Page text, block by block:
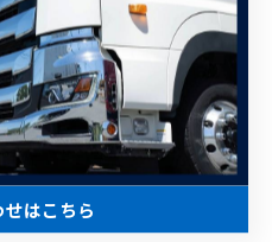
LED照明への切り替え、作
の作業負担が軽減し、ミ
」といった声も寄せられて
とで、初期投資の負担を抑
減効果を期待できます。
象となるリフォーム内容や
はこちら